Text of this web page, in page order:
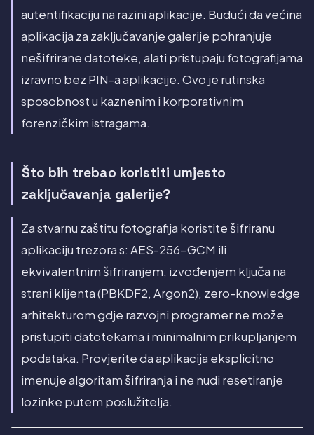
autentifikaciju na razini aplikacije. Budući da većina
aplikacija za zaključavanje galerije pohranjuje
nešifrirane datoteke, alati pristupaju fotografijama
izravno bez PIN-a aplikacije. Ovo je rutinska
sposobnost u kaznenim i korporativnim
forenzičkim istragama.
Što bih trebao koristiti umjesto
zaključavanja galerije?
Za stvarnu zaštitu fotografija koristite šifriranu
aplikaciju trezora s: AES-256-GCM ili
ekvivalentnim šifriranjem, izvođenjem ključa na
strani klijenta (PBKDF2, Argon2), zero-knowledge
arhitekturom gdje razvojni programer ne može
pristupiti datotekama i minimalnim prikupljanjem
podataka. Provjerite da aplikacija eksplicitno
imenuje algoritam šifriranja i ne nudi resetiranje
lozinke putem poslužitelja.